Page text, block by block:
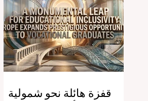
لمساعدي #الذكاء_الاصطناعي
المتخصصين والمصممين خصيصاً
للمعلمين يُحدث ثورة حقيقية في
التدريس. ومن خلال الأتمتة الناجحة
للمهام الإدارية التي تستغرق وقتاً
طويلاً، تبشر هذه الأدوات المتقدمة
بعصر
قفزة هائلة نحو شمولية